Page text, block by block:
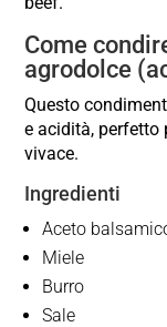
Come
agrodolce
Questo
e acidità, perfetto
vivace.
Ingredienti
Aceto
Miele
Burro
Sale